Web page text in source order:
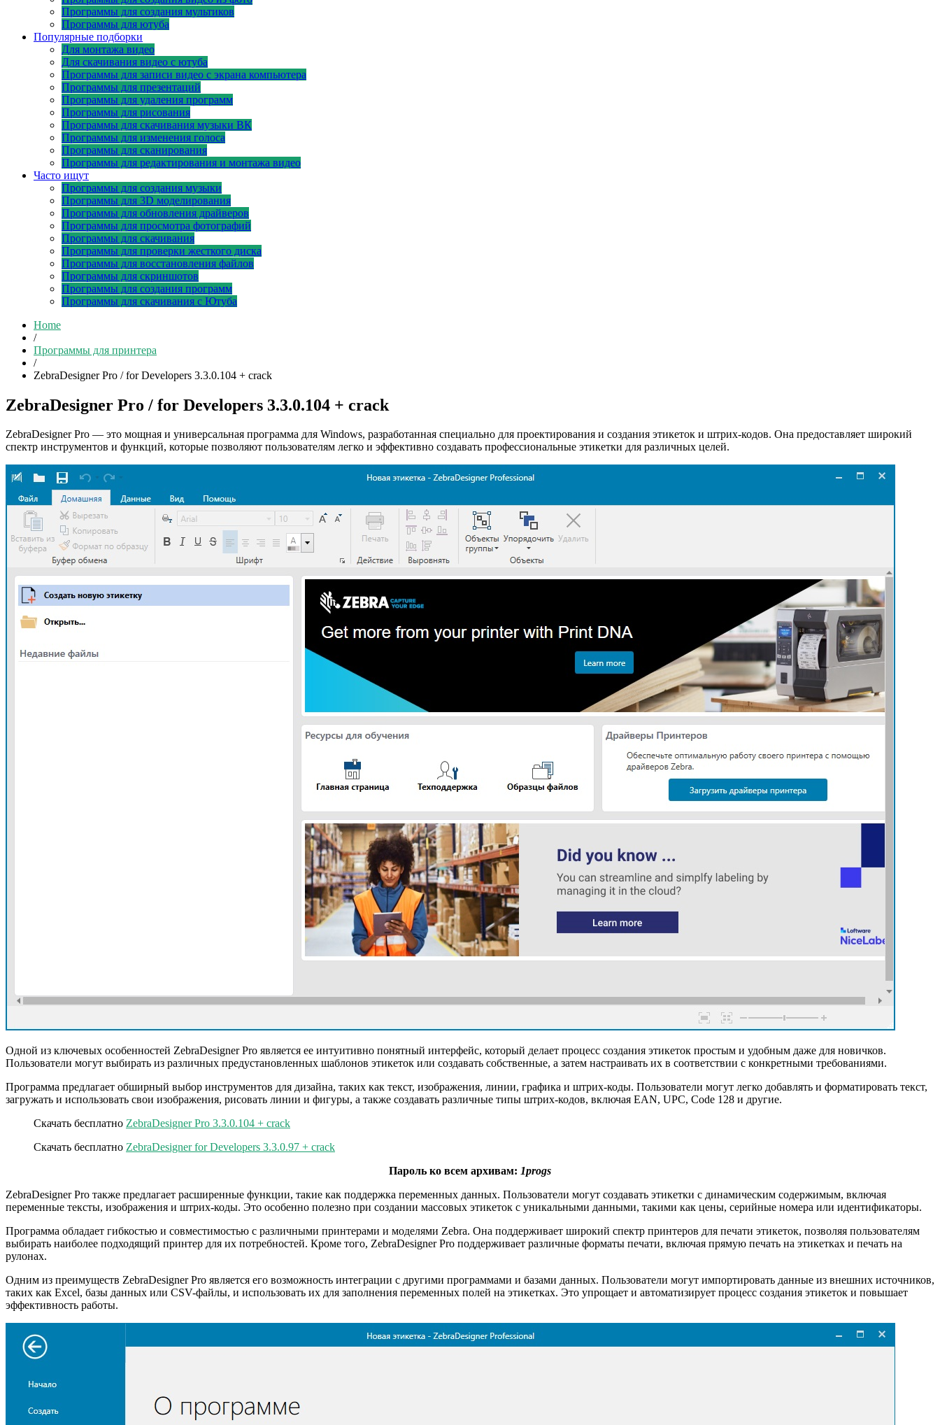
Программы для создания мультиков
Программы для ютуба
Популярные подборки
Для монтажа видео
Для скачивания видео с ютуба
Программы для записи видео с экрана компьютера
Программы для презентаций
Программы для удаления программ
Программы для рисования
Программы для скачивания музыки ВК
Программы для изменения голоса
Программы для сканирования
Программы для редактирования и монтажа видео
Часто ищут
Программы для создания музыки
Программы для 3D моделирования
Программы для обновления драйверов
Программы для просмотра фотографий
Программы для скачивания
Программы для проверки жесткого диска
Программы для восстановления файлов
Программы для скриншотов
Программы для создания программ
Программы для скачивания с Ютуба
Home
/
Программы для принтера
/
ZebraDesigner Pro / for Developers 3.3.0.104 + crack
ZebraDesigner Pro / for Developers 3.3.0.104 + crack
ZebraDesigner Pro — это мощная и универсальная программа для Windows, разработанная специально для проектирования и создания этикеток и штрих-кодов. Она предоставляет широкий
спектр инструментов и функций, которые позволяют пользователям легко и эффективно создавать профессиональные этикетки для различных целей.
Одной из ключевых особенностей ZebraDesigner Pro является ее интуитивно понятный интерфейс, который делает процесс создания этикеток простым и удобным даже для новичков.
Пользователи могут выбирать из различных предустановленных шаблонов этикеток или создавать собственные, а затем настраивать их в соответствии с конкретными требованиями.
Программа предлагает обширный выбор инструментов для дизайна, таких как текст, изображения, линии, графика и штрих-коды. Пользователи могут легко добавлять и форматировать текст,
загружать и использовать свои изображения, рисовать линии и фигуры, а также создавать различные типы штрих-кодов, включая EAN, UPC, Code 128 и другие.
Скачать бесплатно ZebraDesigner Pro 3.3.0.104 + crack
Скачать бесплатно ZebraDesigner for Developers 3.3.0.97 + crack
Пароль ко всем архивам: 1progs
ZebraDesigner Pro также предлагает расширенные функции, такие как поддержка переменных данных. Пользователи могут создавать этикетки с динамическим содержимым, включая
переменные тексты, изображения и штрих-коды. Это особенно полезно при создании массовых этикеток с уникальными данными, такими как цены, серийные номера или идентификаторы.
Программа обладает гибкостью и совместимостью с различными принтерами и моделями Zebra. Она поддерживает широкий спектр принтеров для печати этикеток, позволяя пользователям
выбирать наиболее подходящий принтер для их потребностей. Кроме того, ZebraDesigner Pro поддерживает различные форматы печати, включая прямую печать на этикетках и печать на
рулонах.
Одним из преимуществ ZebraDesigner Pro является его возможность интеграции с другими программами и базами данных. Пользователи могут импортировать данные из внешних источников,
таких как Excel, базы данных или CSV-файлы, и использовать их для заполнения переменных полей на этикетках. Это упрощает и автоматизирует процесс создания этикеток и повышает
эффективность работы.